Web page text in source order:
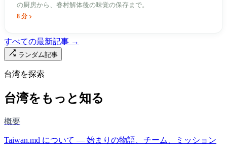
の厨房から、眷村解体後の味覚の保存まで。
8 分
すべての最新記事 →
ランダム記事
台湾を探索
台湾をもっと知る
概要
Taiwan.md について — 始まりの物語、チーム、ミッション